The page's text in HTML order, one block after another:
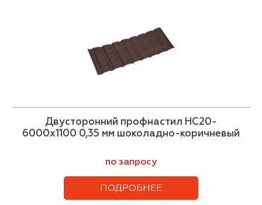
Двусторонний профнастил НС20-
6000х1100 0,35 мм шоколадно-коричневый
по запросу
ПОДРОБНЕЕ